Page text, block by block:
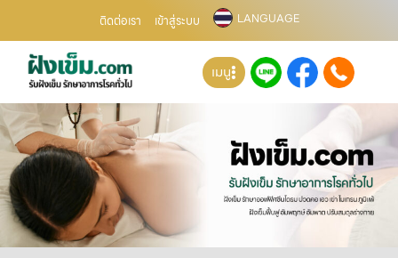
ติดต่อเรา เข้าสู่ระบบ LANGUAGE
เมนู